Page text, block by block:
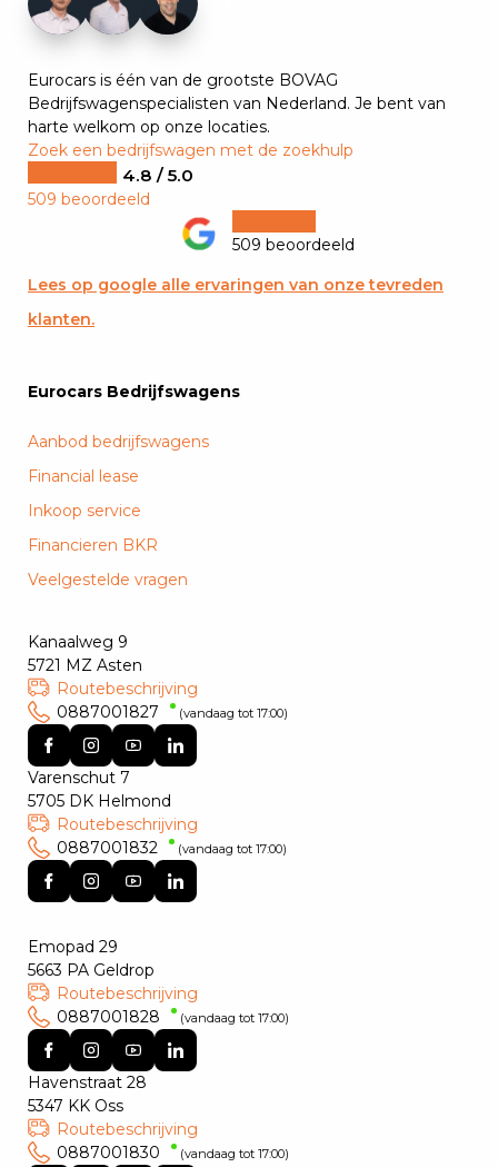
Eurocars is één van de grootste BOVAG
Bedrijfswagenspecialisten van Nederland. Je bent van
harte welkom op onze locaties.
Zoek een bedrijfswagen met de zoekhulp
4.8 / 5.0
509 beoordeeld
509 beoordeeld
Lees op google alle ervaringen van onze tevreden
klanten.
Eurocars Bedrijfswagens
Aanbod bedrijfswagens
Financial lease
Inkoop service
Financieren BKR
Veelgestelde vragen
Kanaalweg 9
5721 MZ Asten
Routebeschrijving
0887001827
(vandaag tot 17:00)
Varenschut 7
5705 DK Helmond
Routebeschrijving
0887001832
(vandaag tot 17:00)
Emopad 29
5663 PA Geldrop
Routebeschrijving
0887001828
(vandaag tot 17:00)
Havenstraat 28
5347 KK Oss
Routebeschrijving
0887001830
(vandaag tot 17:00)